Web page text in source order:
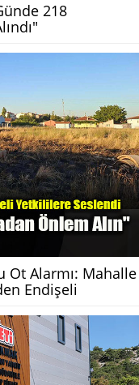
218
Ot Alarmı: Mahalle
Endişeli